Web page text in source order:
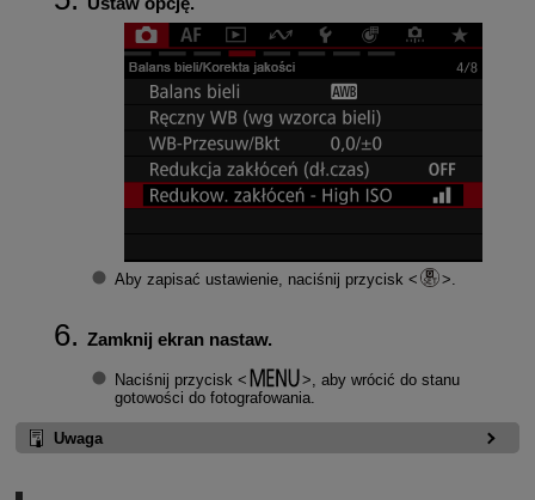
Aby zapisać ustawienie, naciśnij przycisk
Zamknij ekran nastaw.
Naciśnij przycisk
, aby wrócić do stanu
gotowości do fotografowania.
Uwaga